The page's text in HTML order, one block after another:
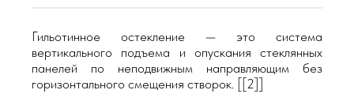
Гильотинное остекление — это система
вертикального подъема и опускания стеклянных
панелей по неподвижным направляющим без
горизонтального смещения створок. [[2]]